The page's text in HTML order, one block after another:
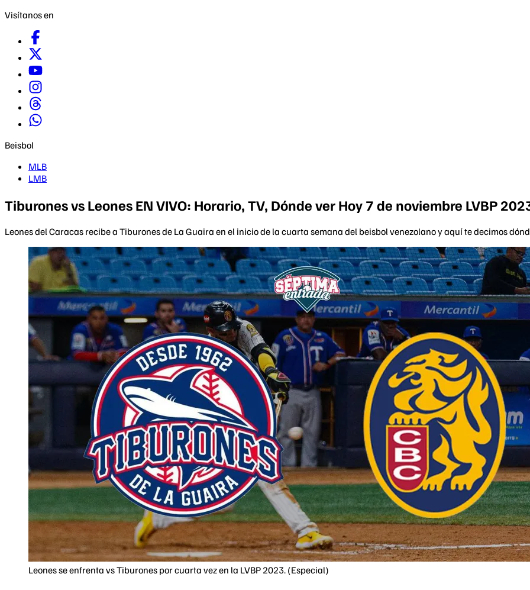
Visítanos en
Beisbol
MLB
LMB
Tiburones vs Leones EN VIVO: Horario, TV, Dónde ver Hoy 7 de noviembre LVBP
Leones del Caracas recibe a Tiburones de La Guaira en el inicio de la cuarta semana del beisbol venezolano y aquí te decimos
Leones se enfrenta vs Tiburones por cuarta vez en la LVBP 2023. (Especial)